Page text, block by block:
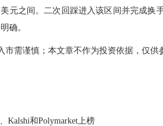
元之间。二次回踩进入该区间并完成
确。
需谨慎；本文章不作为投资依据，仅供
Kalshi和Polymarket上榜